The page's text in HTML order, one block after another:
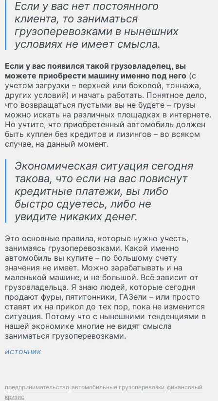
Если у вас нет постоянного
клиента, то заниматься
грузоперевозками в нынешних
условиях не имеет смысла.
Если у вас появился такой грузовладелец, вы
можете приобрести машину именно под него (с
учетом загрузки – верхней или боковой, тоннажа,
других условий) и начать работать. Понятное дело,
что возвращаться пустыми вы не будете – грузы
можно искать на различных площадках в интернете.
Но учтите, что приобретенный автомобиль должен
быть куплен без кредитов и лизингов – во всяком
случае, на данный момент.
Экономическая ситуация сегодня
такова, что если на вас повиснут
кредитные платежи, вы либо
быстро сдуетесь, либо не
увидите никаких денег.
Это основные правила, которые нужно учесть,
занимаясь грузоперевозками. Какой именно
автомобиль вы купите – по большому счету
значения не имеет. Можно зарабатывать и на
маленькой машине, и на большой. Всё зависит от
грузовладельца. Я знаю людей, которые сегодня
продают фуры, пятитонники, ГАЗели – или просто
ставят их на прикол до тех пор, пока не изменится
ситуация. Потому что с нынешними тенденциями в
нашей экономике многие не видят смысла
заниматься грузоперевозками.
источник
предпринимательство автомобильные грузоперевозки финансовый
кризис